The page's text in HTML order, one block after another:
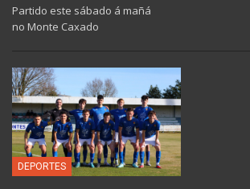
Partido este sábado á mañá
no Monte Caxado
DEPORTES